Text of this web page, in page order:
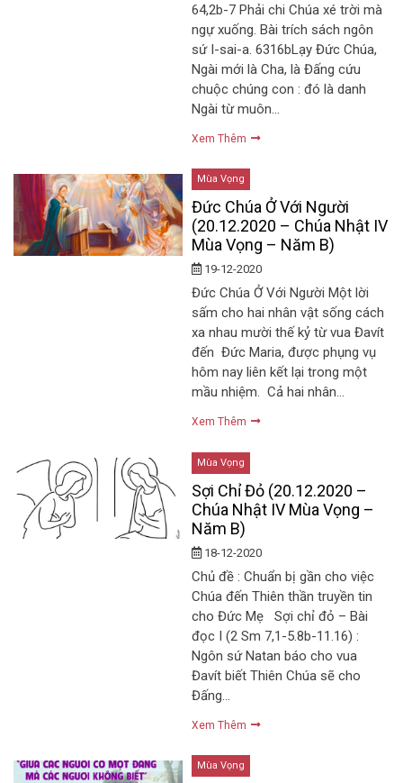
64,2b-7 Phải chi Chúa xé trời mà
ngự xuống. Bài trích sách ngôn
sứ I-sai-a. 6316bLạy Đức Chúa,
Ngài mới là Cha, là Đấng cứu
chuộc chúng con : đó là danh
Ngài từ muôn…
Xem Thêm
Mùa Vọng
Đức Chúa Ở Với Người
(20.12.2020 – Chúa Nhật IV
Mùa Vọng – Năm B)
19-12-2020
Đức Chúa Ở Với Người Một lời
sấm cho hai nhân vật sống cách
xa nhau mười thế kỷ từ vua Đavít
đến Đức Maria, được phụng vụ
hôm nay liên kết lại trong một
mầu nhiệm. Cả hai nhân…
Xem Thêm
Mùa Vọng
Sợi Chỉ Đỏ (20.12.2020 –
Chúa Nhật IV Mùa Vọng –
Năm B)
18-12-2020
Chủ đề : Chuẩn bị gần cho việc
Chúa đến Thiên thần truyền tin
cho Đức Mẹ Sợi chỉ đỏ – Bài
đọc I (2 Sm 7,1-5.8b-11.16) :
Ngôn sứ Natan báo cho vua
Đavít biết Thiên Chúa sẽ cho
Đấng…
Xem Thêm
Mùa Vọng